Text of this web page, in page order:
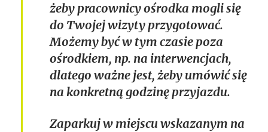
żeby pracownicy ośrodka mogli się
do Twojej wizyty przygotować.
Możemy być w tym czasie poza
ośrodkiem, np. na interwencjach,
dlatego ważne jest, żeby umówić się
na konkretną godzinę przyjazdu.
Zaparkuj w miejscu wskazanym na